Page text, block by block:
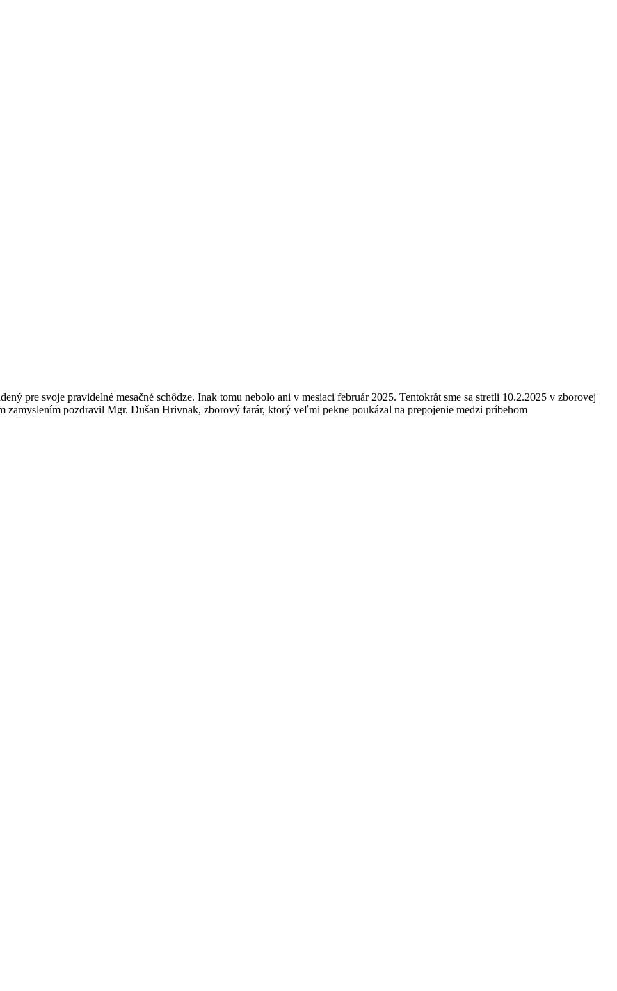
pre svoje pravidelné mesačné schôdze. Inak tomu nebolo ani v mesiaci február 2025. Tentokrát sme sa stretli 10.2.2025 v zborovej
pozdravil Mgr. Dušan Hrivnak, zborový farár, ktorý veľmi pekne poukázal na prepojenie medzi príbehom